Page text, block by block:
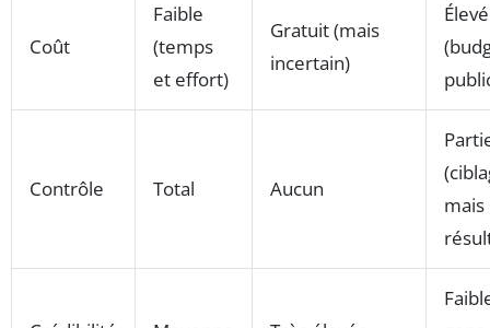
Coût
Faible
(temps
et effort)
Gratuit (mais
incertain)
Élevé
Contrôle Total Aucun
mais